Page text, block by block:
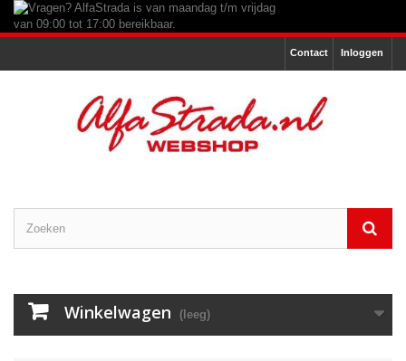
Inloggen
Contact
Winkelwagen (leeg)